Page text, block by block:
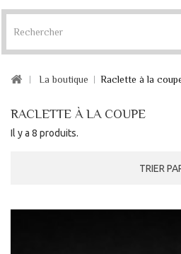
La boutique Raclette à la
RACLETTE À LA COUPE
Il y a 8 produits.
TRIER